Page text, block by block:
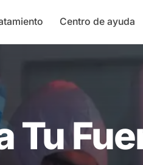
Centro de ayuda
Tu